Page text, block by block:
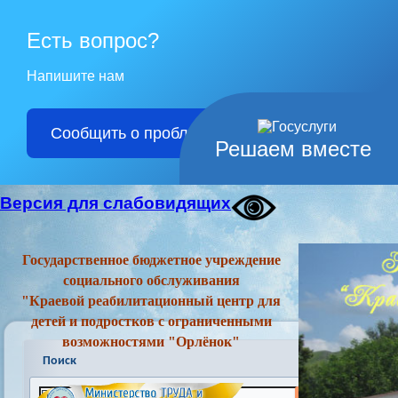
Решаем вместе
Есть вопрос?
Напишите нам
Сообщить о проблеме
Версия для слабовидящих
Государственное бюджетное учреждение
социального обслуживания
"Краевой реабилитационный центр для
детей и подростков с ограниченными
возможностями "Орлёнок"
Поиск